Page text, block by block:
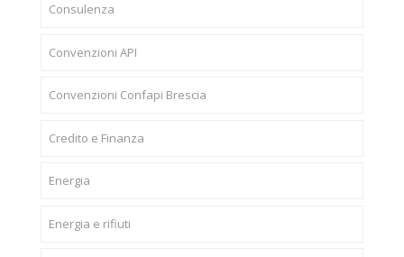
Consulenza
Convenzioni API
Convenzioni Confapi Brescia
Credito e Finanza
Energia
Energia e rifiuti